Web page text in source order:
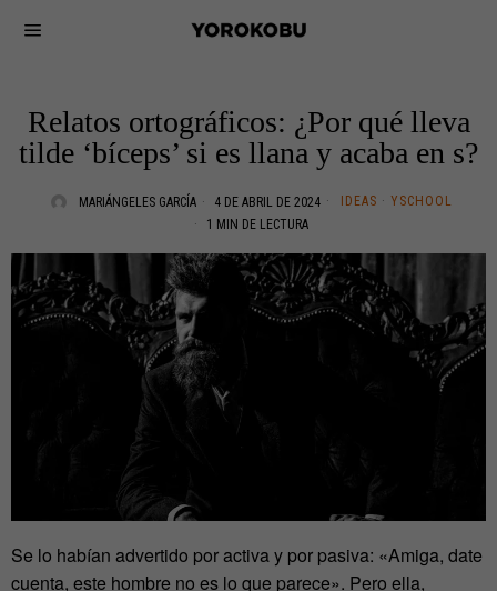
Relatos ortográficos: ¿Por qué lleva
tilde ‘bíceps’ si es llana y acaba en s?
MARIÁNGELES GARCÍA 4 DE ABRIL DE 2024 IDEAS · YSCHOOL
1 MIN DE LECTURA
Se lo habían advertido por activa y por pasiva: «Amiga, date
cuenta, este hombre no es lo que parece». Pero ella,